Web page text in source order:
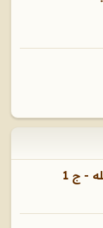
- ج 1